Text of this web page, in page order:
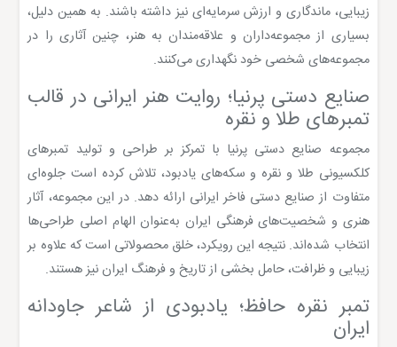
زیبایی، ماندگاری و ارزش سرمایه‌ای نیز داشته باشند. به همین دلیل،
بسیاری از مجموعه‌داران و علاقه‌مندان به هنر، چنین آثاری را در
مجموعه‌های شخصی خود نگهداری می‌کنند.
صنایع دستی پرنیا؛ روایت هنر ایرانی در قالب
تمبرهای طلا و نقره
مجموعه صنایع دستی پرنیا با تمرکز بر طراحی و تولید تمبرهای
کلکسیونی طلا و نقره و سکه‌های یادبود، تلاش کرده است جلوه‌ای
متفاوت از صنایع دستی فاخر ایرانی ارائه دهد. در این مجموعه، آثار
هنری و شخصیت‌های فرهنگی ایران به‌عنوان الهام اصلی طراحی‌ها
انتخاب شده‌اند. نتیجه این رویکرد، خلق محصولاتی است که علاوه بر
زیبایی و ظرافت، حامل بخشی از تاریخ و فرهنگ ایران نیز هستند.
تمبر نقره حافظ؛ یادبودی از شاعر جاودانه
ایران